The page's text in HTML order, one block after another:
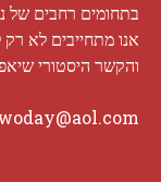
בתחומים רחבים של
אנו מתחייבים לא
והקשר היסטורי